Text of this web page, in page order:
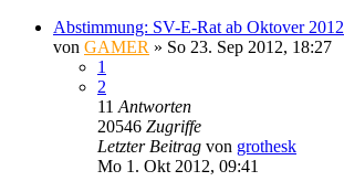
Abstimmung: SV-E-Rat ab Oktover 2012
von GAMER » So 23. Sep 2012, 18:27
1
2
11 Antworten
20546 Zugriffe
Letzter Beitrag von grothesk
Mo 1. Okt 2012, 09:41